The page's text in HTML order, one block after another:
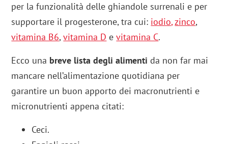
per la funzionalità delle ghiandole surrenali e per
supportare il progesterone, tra cui: iodio,zinco,
vitamina B6,vitamina D evitamina C.
Ecco una breve lista degli alimenti da non far mai
mancare nell’alimentazione quotidiana per
garantire un buon apporto dei macronutrienti e
micronutrienti appena citati:
Ceci.